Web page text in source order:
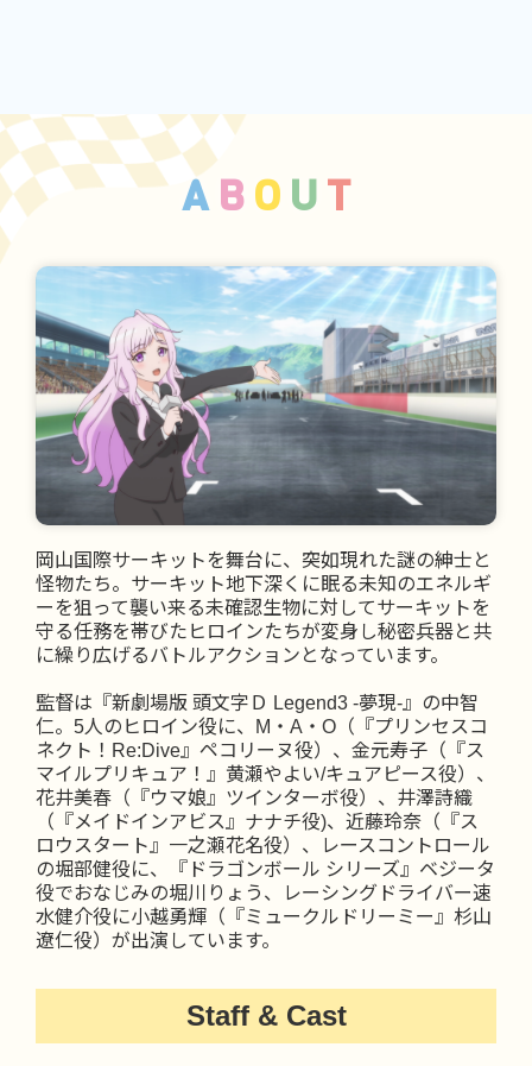
A BO UT
岡山国際サーキットを舞台に、突如現れた謎の紳士と
怪物たち。サーキット地下深くに眠る未知のエネルギ
ーを狙って襲い来る未確認生物に対してサーキットを
守る任務を帯びたヒロインたちが変身し秘密兵器と共
に繰り広げるバトルアクションとなっています。
監督は『新劇場版 頭文字Ｄ Legend3 -夢現-』の中智
仁。5人のヒロイン役に、M・A・O（『プリンセスコ
ネクト！Re:Dive』ペコリーヌ役）、金元寿子（『ス
マイルプリキュア！』黄瀬やよい/キュアピース役）、
花井美春（『ウマ娘』ツインターボ役）、井澤詩織
（『メイドインアビス』ナナチ役)、近藤玲奈（『ス
ロウスタート』一之瀬花名役）、レースコントロール
の堀部健役に、『ドラゴンボール シリーズ』ベジータ
役でおなじみの堀川りょう、レーシングドライバー速
水健介役に小越勇輝（『ミュークルドリーミー』杉山
遼仁役）が出演しています。
Staff & Cast